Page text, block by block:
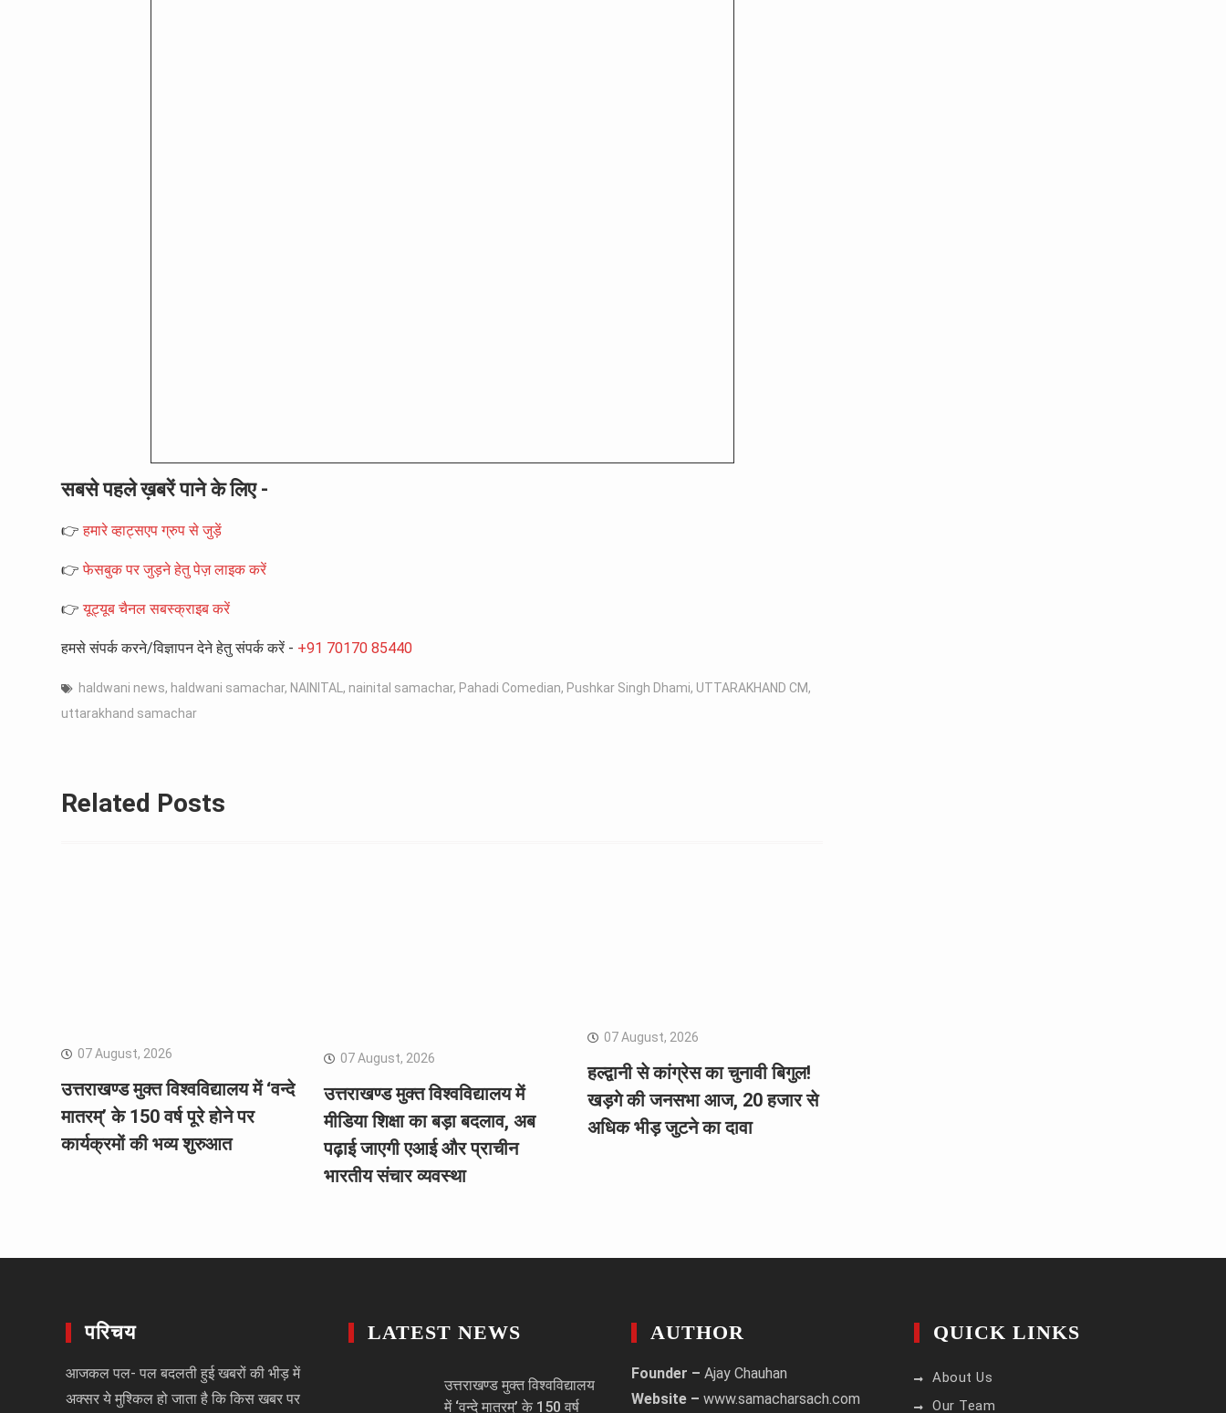
सबसे पहले ख़बरें पाने के लिए -
👉हमारे व्हाट्सएप ग्रुप से जुड़ें
👉फेसबुक पर जुड़ने हेतु पेज़ लाइक करें
👉यूट्यूब चैनल सबस्क्राइब करें
हमसे संपर्क करने/विज्ञापन देने हेतु संपर्क करें - +91 70170 85440
haldwani news, haldwani samachar, NAINITAL, nainital samachar, Pahadi Comedian, Pushkar Singh Dhami, UTTARAKHAND CM,
uttarakhand samachar
Related Posts
07 August, 2026
उत्तराखण्ड मुक्त विश्वविद्यालय में ‘वन्दे
मातरम्’ के 150 वर्ष पूरे होने पर
कार्यक्रमों की भव्य शुरुआत
07 August, 2026
उत्तराखण्ड मुक्त विश्वविद्यालय में
मीडिया शिक्षा का बड़ा बदलाव, अब
पढ़ाई जाएगी एआई और प्राचीन
भारतीय संचार व्यवस्था
07 August, 2026
हल्द्वानी से कांग्रेस का चुनावी बिगुल!
खड़गे की जनसभा आज, 20 हजार से
अधिक भीड़ जुटने का दावा
परिचय
आजकल पल- पल बदलती हुई खबरों की भीड़ में
अक्सर ये मुश्किल हो जाता है कि किस खबर पर
LATEST NEWS
उत्तराखण्ड मुक्त विश्वविद्यालय
में ‘वन्दे मातरम्’ के 150 वर्ष
AUTHOR
Founder – Ajay Chauhan
Website – www.samacharsach.com
QUICK LINKS
About Us
Our Team